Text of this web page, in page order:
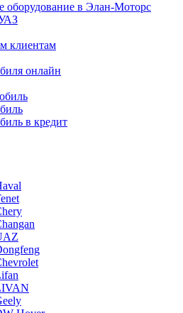
оборудование в Элан-Моторс
клиентам
онлайн
в кредит